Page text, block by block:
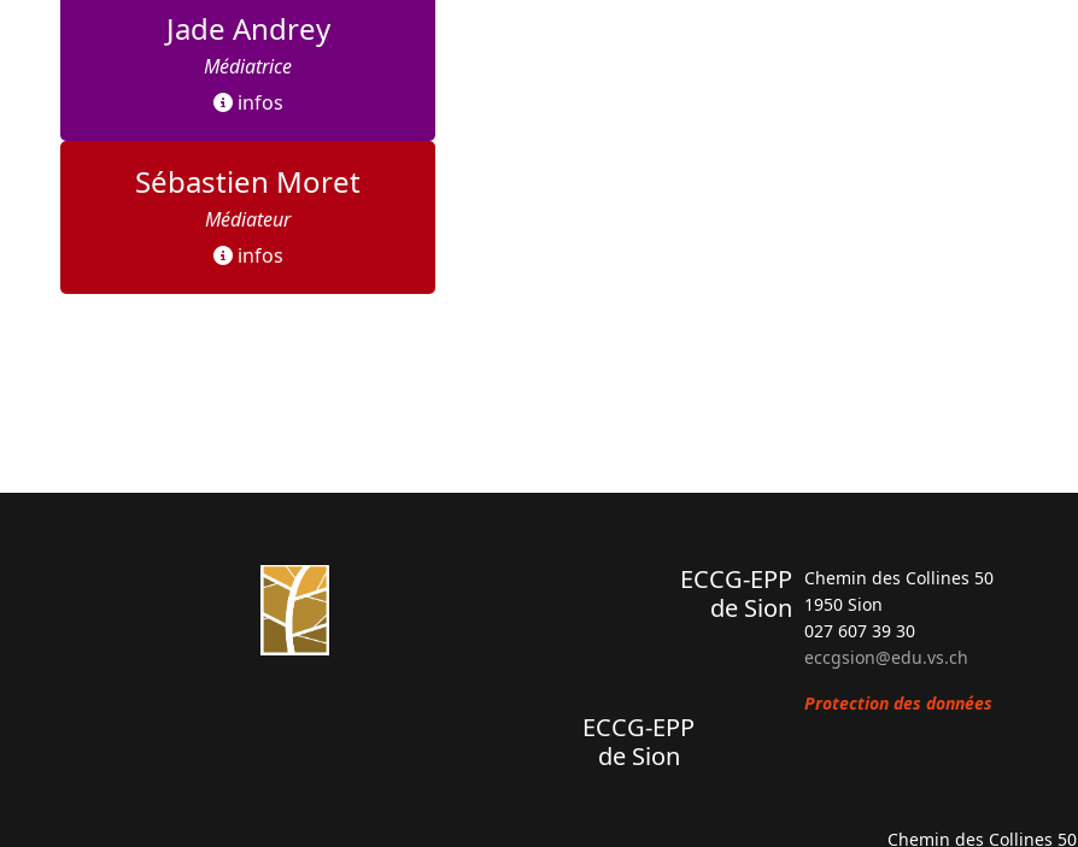
Jade Andrey
Médiatrice
infos
Sébastien Moret
Médiateur
infos
ECCG-EPP
de Sion
ECCG-EPP
de Sion
Chemin des Collines 50
1950 Sion
027 607 39 30
eccgsion@edu.vs.ch
Protection des données
Chemin des Collines 50